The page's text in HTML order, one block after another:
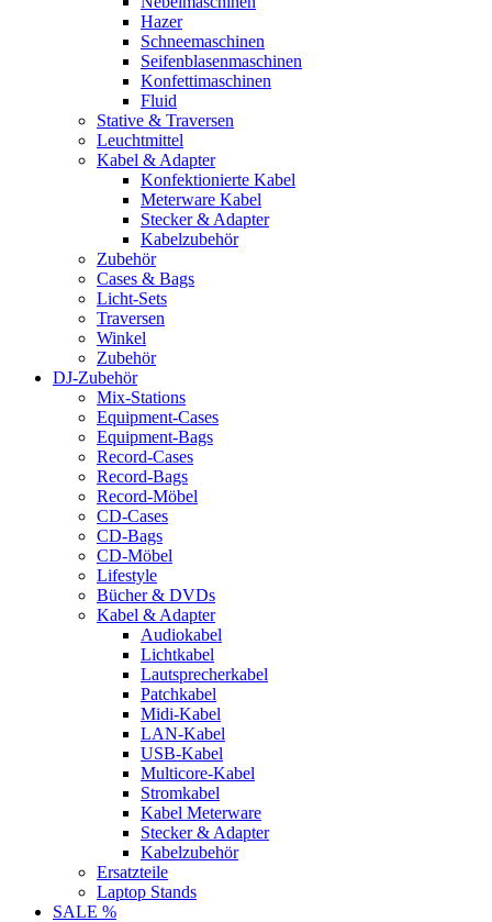
Hazer
Schneemaschinen
Seifenblasenmaschinen
Konfettimaschinen
Fluid
Stative & Traversen
Leuchtmittel
Kabel & Adapter
Konfektionierte Kabel
Meterware Kabel
Stecker & Adapter
Kabelzubehör
Zubehör
Cases & Bags
Licht-Sets
Traversen
Winkel
Zubehör
DJ-Zubehör
Mix-Stations
Equipment-Cases
Equipment-Bags
Record-Cases
Record-Bags
Record-Möbel
CD-Cases
CD-Bags
CD-Möbel
Lifestyle
Bücher & DVDs
Kabel & Adapter
Audiokabel
Lichtkabel
Lautsprecherkabel
Patchkabel
Midi-Kabel
LAN-Kabel
USB-Kabel
Multicore-Kabel
Stromkabel
Kabel Meterware
Stecker & Adapter
Kabelzubehör
Ersatzteile
Laptop Stands
SALE %